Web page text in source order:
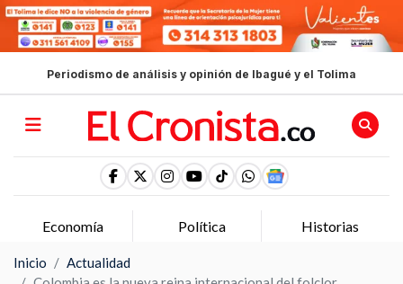
Periodismo de análisis y opinión de Ibagué y el Tolima
Economía Política Historias
Inicio
Actualidad